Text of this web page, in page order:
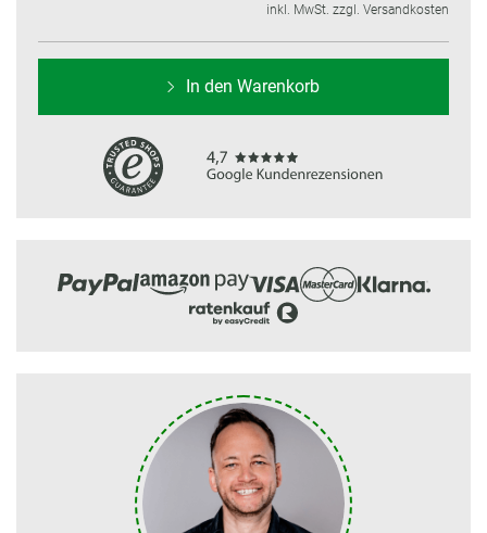
inkl. MwSt. zzgl. Versandkosten
In den Warenkorb